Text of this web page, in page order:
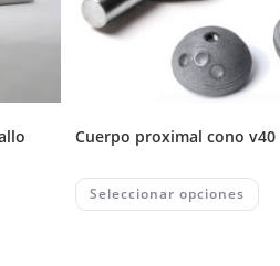
cuerpo proximal cono v40
Seleccionar opciones This